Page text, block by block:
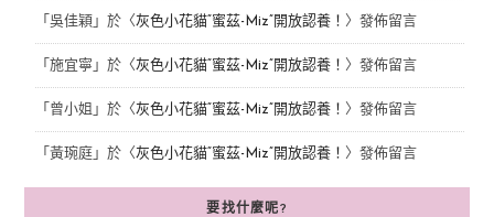
「 吳佳穎 」於〈灰色小花貓“蜜茲-Miz”開放認養！ 〉發佈留言
「 施宜寧 」於〈灰色小花貓“蜜茲-Miz”開放認養！ 〉發佈留言
「 曾小姐 」於〈灰色小花貓“蜜茲-Miz”開放認養！ 〉發佈留言
「 黃琬庭」於〈灰色小花貓“蜜茲-Miz”開放認養！ 〉發佈留言
要找什麼呢?